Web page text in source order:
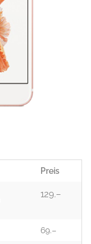
Preis
129.–
69.–